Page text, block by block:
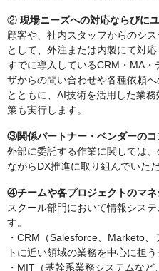
② 現場ニーズへの対応ならびに
顧客や、社内スタッフからのシ
として、外注または内製にて対応
すでに導入しているCRM・MA
ザからの問い合わせや各種依頼
とともに、AI技術を活用した業
策も実行します。
③関係パートナー・ベンダーのコ
外部に委託する作業に関しては
ながらDX推進に取り組んでいただ
④チームや各プロジェクトのマネ
スクール部門において情報シス
す。
・CRM（Salesforce、Marketo
トに近い領域の業務を中心に担う
・MIT（基幹系業務システムな